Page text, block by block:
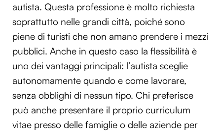
autista. Questa professione è molto richiesta
soprattutto nelle grandi città, poiché sono
piene di turisti che non amano prendere i mezzi
pubblici. Anche in questo caso la flessibilità è
uno dei vantaggi principali: l’autista sceglie
autonomamente quando e come lavorare,
senza obblighi di nessun tipo. Chi preferisce
può anche presentare il proprio curriculum
vitae presso delle famiglie o delle aziende per